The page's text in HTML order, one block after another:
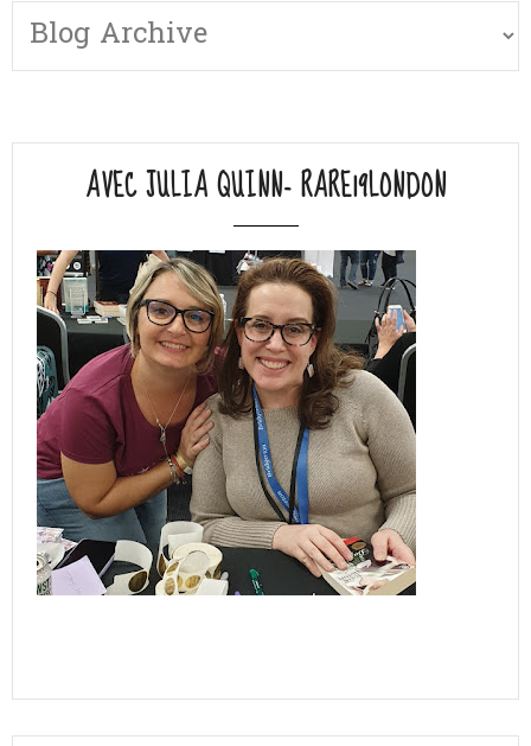
AVEC JULIA QUINN- RARE19LONDON